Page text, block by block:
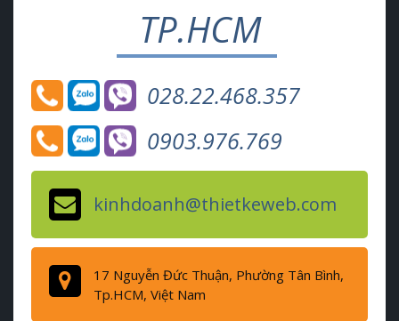
TP.HCM
028.22.468.357
0903.976.769
kinhdoanh@thietkeweb.com
17 Nguyễn Đức Thuận, Phường Tân Bình,
Tp.HCM, Việt Nam